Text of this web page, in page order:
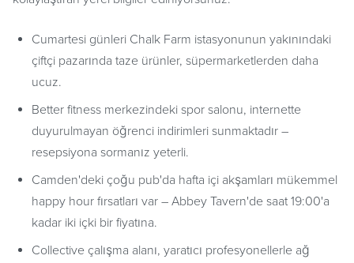
Cumartesi günleri Chalk Farm istasyonunun yakınındaki
çiftçi pazarında taze ürünler, süpermarketlerden daha
ucuz.
Better fitness merkezindeki spor salonu, internette
duyurulmayan öğrenci indirimleri sunmaktadır –
resepsiyona sormanız yeterli.
Camden'deki çoğu pub'da hafta içi akşamları mükemmel
happy hour fırsatları var – Abbey Tavern'de saat 19:00'a
kadar iki içki bir fiyatına.
Collective çalışma alanı, yaratıcı profesyonellerle ağ